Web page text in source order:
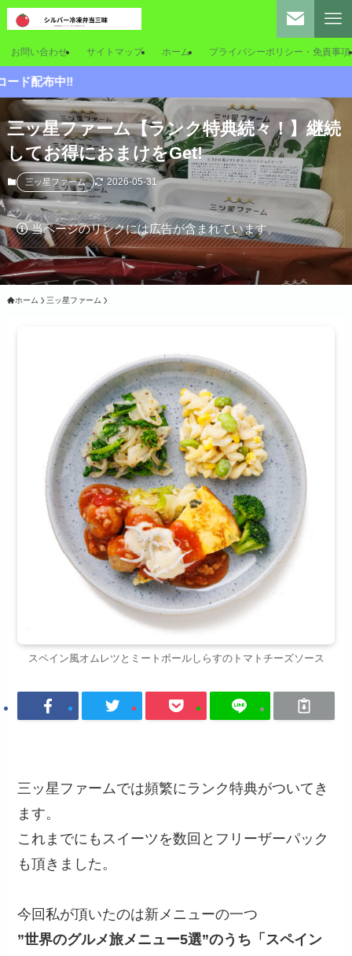
お問い合わせ サイトマップ ホーム プライバシーポリシー・免責事項
三ッ星ファーム【ランク特典続々！】継続
してお得におまけをGet!
三ッ星ファーム 2026-05-31
当ページのリンクには広告が含まれています。
ホーム 三ッ星ファーム
スペイン風オムレツとミートボールしらすのトマトチーズソース
三ッ星ファームでは頻繁にランク特典がついてき
ます。
これまでにもスイーツを数回とフリーザーパック
も頂きました。
今回私が頂いたのは新メニューの一つ
”世界のグルメ旅メニュー5選”のうち「スペイン